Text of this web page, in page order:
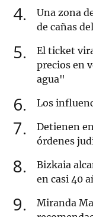
4
Una zona
de cañas
5
El ticket
precios en
agua"
6 Los
7
Detienen
órdenes
8
Bizkaia
en casi 40
9
Miranda